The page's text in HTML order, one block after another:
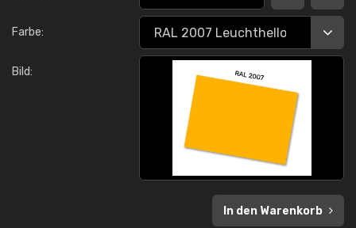
Farbe:
Bild:
In den Warenkorb